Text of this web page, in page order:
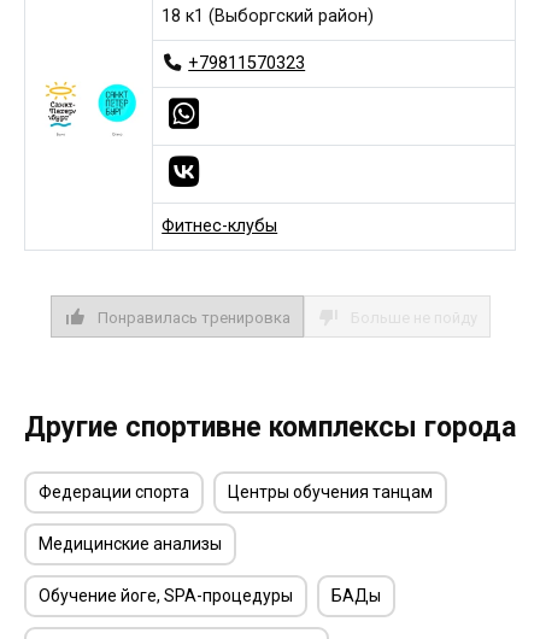
18 к1 (Выборгский район)
+79811570323
Фитнес-клубы
Понравилась тренировка
Другие спортивне комплексы города
Федерации спорта Центры обучения танцам
Медицинские анализы
Обучение йоге, SPA-процедуры БАДы